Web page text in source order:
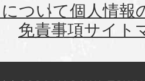
ついて個人情報
免責事項サイト